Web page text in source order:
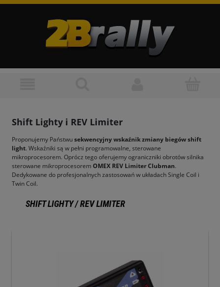
Shift Lighty i REV Limiter
Proponujemy Państwusekwencyjny wskaźnik zmiany biegów shift
light. Wskaźniki są w pełni programowalne, sterowane
mikroprocesorem. Oprócz tego oferujemy ograniczniki obrotów silnika
sterowane mikroprocesorem OMEX REV Limiter Clubman.
Dedykowane do profesjonalnych zastosowań w układach Single Coil i
Twin Coil.
SHIFT LIGHTY / REV LIMITER